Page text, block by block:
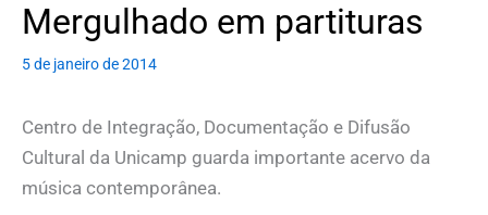
Mergulhado em partituras
5 de janeiro de 2014
Centro de Integração, Documentação e Difusão
Cultural da Unicamp guarda importante acervo da
música contemporânea.